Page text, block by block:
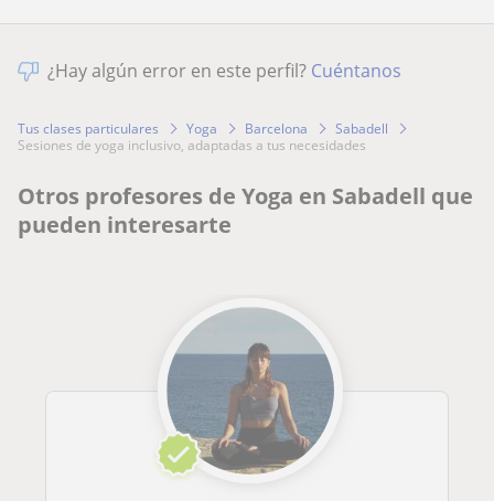
¿Hay algún error en este perfil? Cuéntanos
Tus clases particulares Yoga Barcelona
Sabadell
sesiones de yoga inclusivo, adaptadas a tus necesidades
Otros profesores de Yoga en Sabadell que
pueden interesarte